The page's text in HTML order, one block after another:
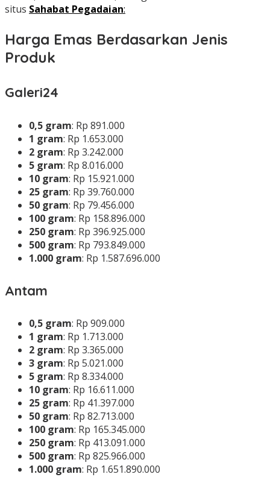
situs Sahabat Pegadaian:
Harga Emas Berdasarkan Jenis
Produk
Galeri24
0,5 gram: Rp 891.000
1 gram: Rp 1.653.000
2 gram: Rp 3.242.000
5 gram: Rp 8.016.000
10 gram: Rp 15.921.000
25 gram: Rp 39.760.000
50 gram: Rp 79.456.000
100 gram: Rp 158.896.000
250 gram: Rp 396.925.000
500 gram: Rp 793.849.000
1.000 gram: Rp 1.587.696.000
Antam
0,5 gram: Rp 909.000
1 gram: Rp 1.713.000
2 gram: Rp 3.365.000
3 gram: Rp 5.021.000
5 gram: Rp 8.334.000
10 gram: Rp 16.611.000
25 gram: Rp 41.397.000
50 gram: Rp 82.713.000
100 gram: Rp 165.345.000
250 gram: Rp 413.091.000
500 gram: Rp 825.966.000
1.000 gram: Rp 1.651.890.000